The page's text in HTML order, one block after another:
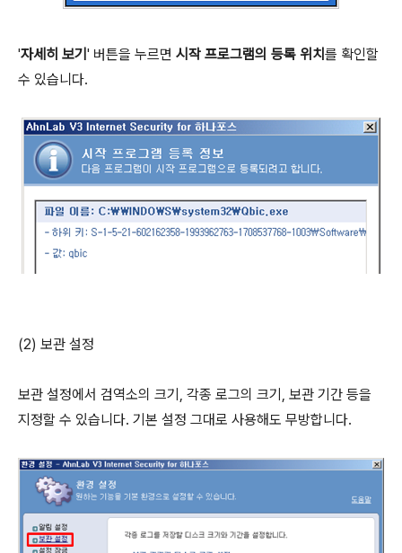
'자세히 보기 ' 버튼을 누르면 시작 프로그램의 등록 위치를 확인할
수 있습니다.
(2) 보관 설정
보관 설정에서 검역소의 크기, 각종 로그의 크기, 보관 기간 등을
지정할 수 있습니다. 기본 설정 그대로 사용해도 무방합니다.